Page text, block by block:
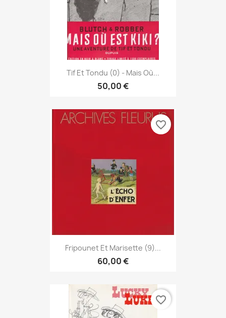
Tif Et Tondu (0) - Mais Où...
50,00 €
Fripounet Et Marisette (9)...
60,00 €
favorite_border
favorite_border